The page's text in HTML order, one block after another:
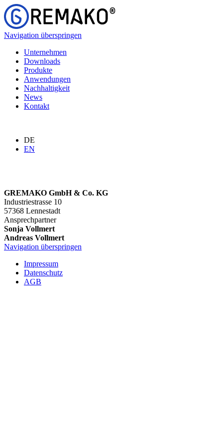
Navigation überspringen
Unternehmen
Downloads
Produkte
Anwendungen
Nachhaltigkeit
News
Kontakt
DE
EN
GREMAKO GmbH & Co. KG
Industriestrasse 10
57368 Lennestadt
Ansprechpartner
Sonja Vollmert
Andreas Vollmert
Navigation überspringen
Impressum
Datenschutz
AGB